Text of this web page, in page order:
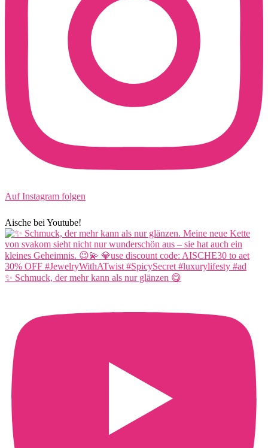
Auf Instagram folgen
Aische bei Youtube!
✨ Schmuck, der mehr kann als nur glänzen 😋